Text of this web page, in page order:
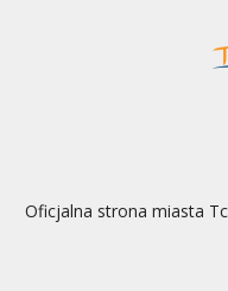
Oficjalna strona miasta